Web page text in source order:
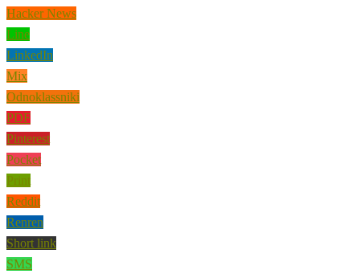
Hacker News
Line
LinkedIn
Mix
Odnoklassniki
PDF
Pinterest
Pocket
Print
Reddit
Renren
Short link
SMS